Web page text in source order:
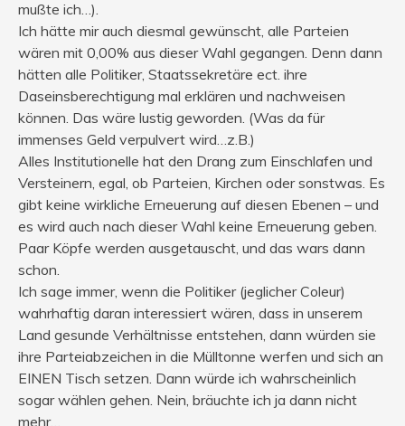
mußte ich…).
Ich hätte mir auch diesmal gewünscht, alle Parteien
wären mit 0,00% aus dieser Wahl gegangen. Denn dann
hätten alle Politiker, Staatssekretäre ect. ihre
Daseinsberechtigung mal erklären und nachweisen
können. Das wäre lustig geworden. (Was da für
immenses Geld verpulvert wird…z.B.)
Alles Institutionelle hat den Drang zum Einschlafen und
Versteinern, egal, ob Parteien, Kirchen oder sonstwas. Es
gibt keine wirkliche Erneuerung auf diesen Ebenen – und
es wird auch nach dieser Wahl keine Erneuerung geben.
Paar Köpfe werden ausgetauscht, und das wars dann
schon.
Ich sage immer, wenn die Politiker (jeglicher Coleur)
wahrhaftig daran interessiert wären, dass in unserem
Land gesunde Verhältnisse entstehen, dann würden sie
ihre Parteiabzeichen in die Mülltonne werfen und sich an
EINEN Tisch setzen. Dann würde ich wahrscheinlich
sogar wählen gehen. Nein, bräuchte ich ja dann nicht
mehr…